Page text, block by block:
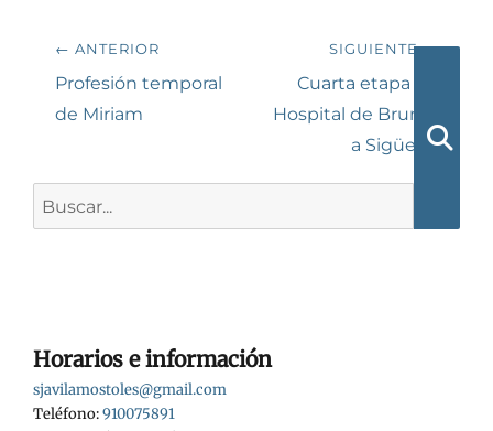
Navegación
de
entradas
← ANTERIOR
Entrada
anterior:
Profesión temporal
de Miriam
SIGUIENTE →
Siguiente
entrada:
Cuarta etapa de
Hospital de Bruma
a Sigüeiro
Horarios e información
sjavilamostoles@gmail.com
Teléfono:910075891